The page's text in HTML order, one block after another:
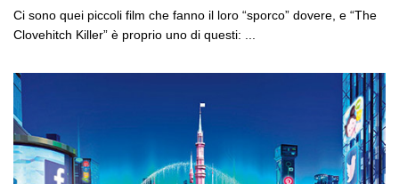
Ci sono quei piccoli film che fanno il loro “sporco” dovere, e “The
Clovehitch Killer” è proprio uno di questi: ...